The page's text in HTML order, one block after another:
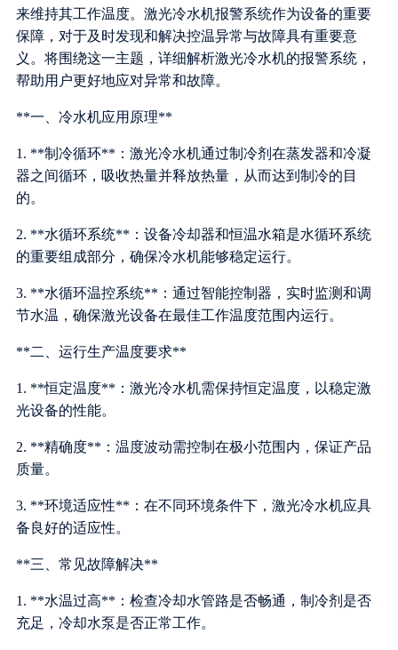
来维持其工作温度。激光冷水机报警系统作为设备的重要
保障，对于及时发现和解决控温异常与故障具有重要意
义。将围绕这一主题，详细解析激光冷水机的报警系统，
帮助用户更好地应对异常和故障。
**一、冷水机应用原理**
1. **制冷循环**：激光冷水机通过制冷剂在蒸发器和冷凝
器之间循环，吸收热量并释放热量，从而达到制冷的目
的。
2. **水循环系统**：设备冷却器和恒温水箱是水循环系统
的重要组成部分，确保冷水机能够稳定运行。
3. **水循环温控系统**：通过智能控制器，实时监测和调
节水温，确保激光设备在最佳工作温度范围内运行。
**二、运行生产温度要求**
1. **恒定温度**：激光冷水机需保持恒定温度，以稳定激
光设备的性能。
2. **精确度**：温度波动需控制在极小范围内，保证产品
质量。
3. **环境适应性**：在不同环境条件下，激光冷水机应具
备良好的适应性。
**三、常见故障解决**
1. **水温过高**：检查冷却水管路是否畅通，制冷剂是否
充足，冷却水泵是否正常工作。